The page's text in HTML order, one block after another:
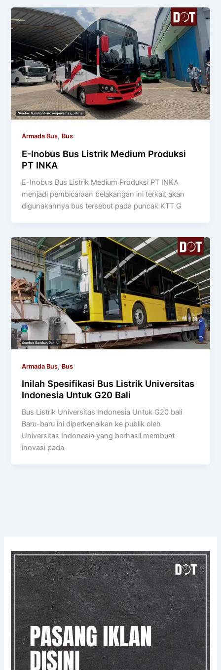
Armada Bus, Bus
E-Inobus Bus Listrik Medium Produksi
PT INKA
E-Inobus Bus Listrik Medium Produksi PT INKA
menjadi pembicaraan belakangan ini terkait akan
digunakannya bus tersebut pada puncak KTT G
Armada Bus, Bus
Inilah Spesifikasi Bus Listrik Universitas
Indonesia Untuk G20 Bali
Bus Listrik Universitas Indonesia Untuk G20 bali
Baru-baru ini diperkenalkan ke publik oleh
Universitas Indonesia yang berhasil membuat
inovasi pada